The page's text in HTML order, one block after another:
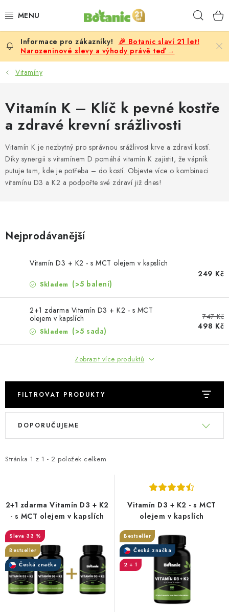
na
PREMIUM
DOPLŇKY STRAVY
POTRAVINY, NÁPOJE
SLEVY, AKCE
BESTSELLERY
MUŽI
DOVOLENÁ
Doprava a platba Recenze
Věrnostní program
Proč Botanic?
Kontakty
🎉 Botanic slaví 21 let!
Narozeninové slevy a výhody právě teď →
Vitamíny
Vitamín K – Klíč k pevné kostře
a zdravé krevní srážlivosti
Vitamín K je nezbytný pro správnou srážlivost krve a zdraví kostí.
Díky synergii s vitamínem D pomáhá vitamín K zajistit, že vápník
putuje tam, kde je potřeba – do kostí. Objevte více o kombinaci
vitamínu D3 a K2 a podpořte své zdraví již dnes!
Nejprodávanější
Vitamín D3 + K2 - s MCT olejem v kapslích
Skladem (>5 balení)
249 Kč
2+1 zdarma Vitamín D3 + K2 - s MCT
olejem v kapslích
Skladem (>5 sada)
747 Kč
498 Kč
Zobrazit více produktů
FILTROVAT PRODUKTY
V
i
r
o
d
u
k
t
ů
Stránka 1 z 1 - 2 položek celkem
Ř
e
p
o
d
u
k
t
DOPORUČUJEME
2+1 zdarma Vitamín D3 + K2
- s MCT olejem v kapslích
33 %
Bestseller
Česká značka
Vitamín D3 + K2 - s MCT
olejem v kapslích
Bestseller
Česká značka
2 + 1